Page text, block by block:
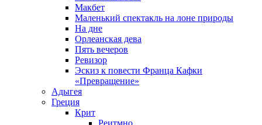
Макбет
Маленький спектакль на лоне природы
На дне
Орлеанская дева
Пять вечеров
Ревизор
Эскиз к повести Франца Кафки
«Превращение»
Адыгея
Греция
Крит
Реитмно